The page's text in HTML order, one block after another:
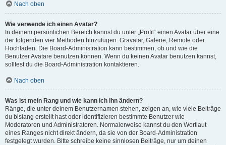
Nach oben
Wie verwende ich einen Avatar?
In deinem persönlichen Bereich kannst du unter „Profil“ einen Avatar über eine
der folgenden vier Methoden hinzufügen: Gravatar, Galerie, Remote oder
Hochladen. Die Board-Administration kann bestimmen, ob und wie die
Benutzer Avatare benutzen können. Wenn du keinen Avatar benutzen kannst,
solltest du die Board-Administration kontaktieren.
Nach oben
Was ist mein Rang und wie kann ich ihn ändern?
Ränge, die unter deinem Benutzernamen stehen, zeigen an, wie viele Beiträge
du bislang erstellt hast oder identifizieren bestimmte Benutzer wie
Moderatoren und Administratoren. Normalerweise kannst du den Wortlaut
eines Ranges nicht direkt ändern, da sie von der Board-Administration
festgelegt wurden. Bitte schreibe keine sinnlosen Beiträge, nur um deinen